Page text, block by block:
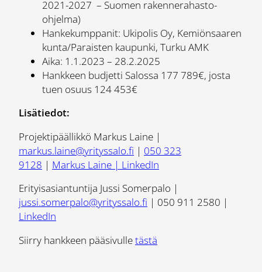
2021-2027 – Suomen rakennerahasto-
ohjelma)
Hankekumppanit: Ukipolis Oy, Kemiönsaaren
kunta/Paraisten kaupunki, Turku AMK
Aika: 1.1.2023 – 28.2.2025
Hankkeen budjetti Salossa 177 789€, josta
tuen osuus 124 453€
Lisätiedot:
Projektipäällikkö Markus Laine |
markus.laine@yrityssalo.fi | 050 323
9128 | Markus Laine | LinkedIn
Erityisasiantuntija Jussi Somerpalo |
jussi.somerpalo@yrityssalo.fi | 050 911 2580 |
LinkedIn
Siirry hankkeen pääsivulletästä